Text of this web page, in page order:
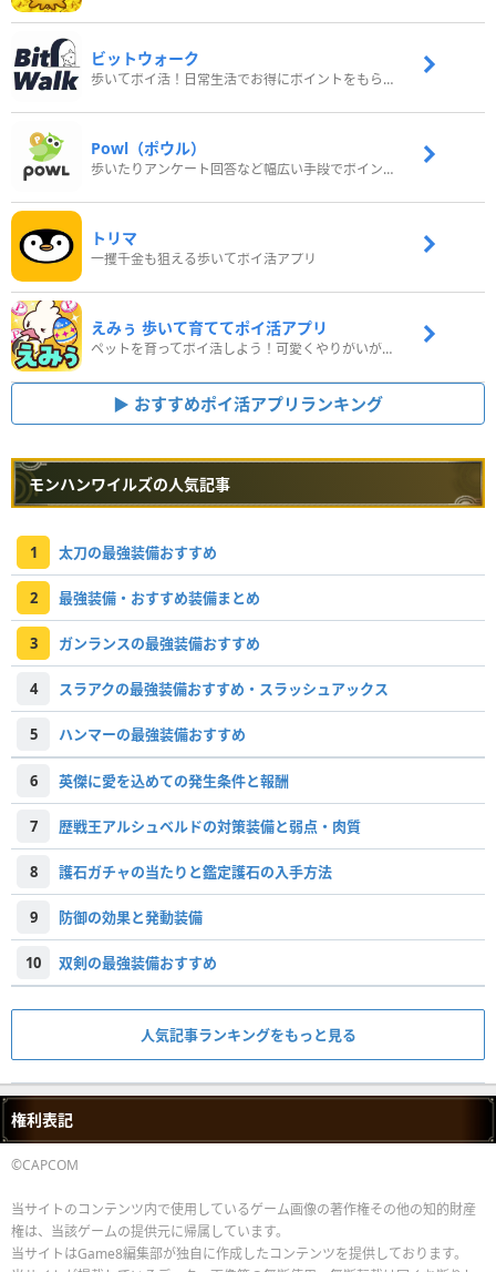
ビットウォーク
歩いてポイ活！日常生活でお得にポイントをもらおう
Powl（ポウル）
歩いたりアンケート回答など幅広い手段でポイントをゲット
トリマ
一攫千金も狙える歩いてポイ活アプリ
えみぅ 歩いて育ててポイ活アプリ
ペットを育ってポイ活しよう！可愛くやりがいがある新感覚アプリ
おすすめポイ活アプリランキング
モンハンワイルズの人気記事
1 太刀の最強装備おすすめ
2 最強装備・おすすめ装備まとめ
3 ガンランスの最強装備おすすめ
4 スラアクの最強装備おすすめ・スラッシュアックス
5 ハンマーの最強装備おすすめ
6 英傑に愛を込めての発生条件と報酬
7 歴戦王アルシュベルドの対策装備と弱点・肉質
8 護石ガチャの当たりと鑑定護石の入手方法
9 防御の効果と発動装備
10 双剣の最強装備おすすめ
人気記事ランキングをもっと見る
権利表記
©CAPCOM
当サイトのコンテンツ内で使用しているゲーム画像の著作権その他の知的財産
権は、当該ゲームの提供元に帰属しています。
当サイトはGame8編集部が独自に作成したコンテンツを提供しております。